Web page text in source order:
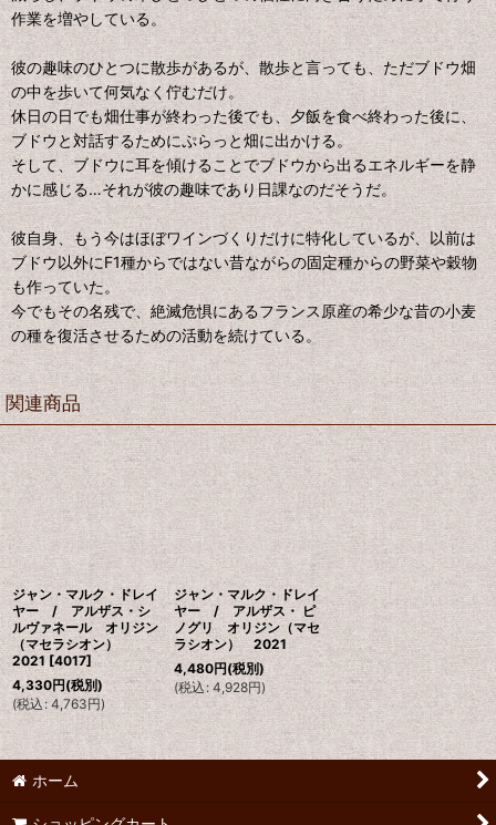
作業を増やしている。
彼の趣味のひとつに散歩があるが、散歩と言っても、ただブドウ畑
の中を歩いて何気なく佇むだけ。
休日の日でも畑仕事が終わった後でも、夕飯を食べ終わった後に、
ブドウと対話するためにぷらっと畑に出かける。
そして、ブドウに耳を傾けることでブドウから出るエネルギーを静
かに感じる…それが彼の趣味であり日課なのだそうだ。
彼自身、もう今はほぼワインづくりだけに特化しているが、以前は
ブドウ以外にF1種からではない昔ながらの固定種からの野菜や穀物
も作っていた。
今でもその名残で、絶滅危惧にあるフランス原産の希少な昔の小麦
の種を復活させるための活動を続けている。
関連商品
ジャン・マルク・ドレイ
ヤー / アルザス・シ
ルヴァネール オリジン
（マセラシオン）
2021 [4017]
4,330円(税別)
(税込: 4,763円)
ジャン・マルク・ドレイ
ヤー / アルザス・ ピ
ノグリ オリジン（マセ
ラシオン） 2021
4,480円(税別)
(税込: 4,928円)
ホーム